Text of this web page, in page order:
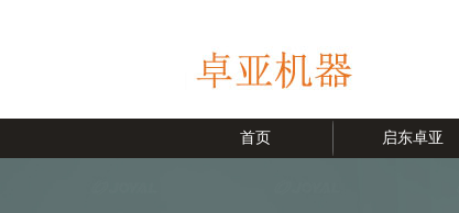
首页 启东卓亚